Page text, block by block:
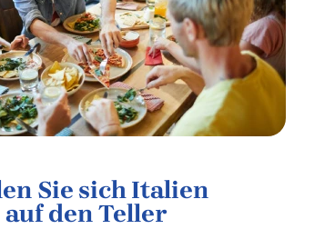
Sie sich Italien
auf den Teller